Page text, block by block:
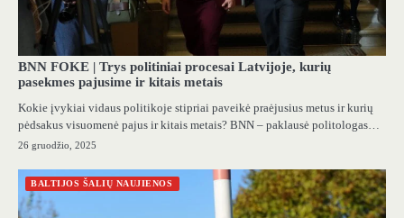
BNN FOKE | Trys politiniai procesai Latvijoje, kurių
pasekmes pajusime ir kitais metais
Kokie įvykiai vidaus politikoje stipriai paveikė praėjusius metus ir kurių
pėdsakus visuomenė pajus ir kitais metais? BNN – paklausė politologas…
26 gruodžio, 2025
BALTIJOS ŠALIŲ NAUJIENOS